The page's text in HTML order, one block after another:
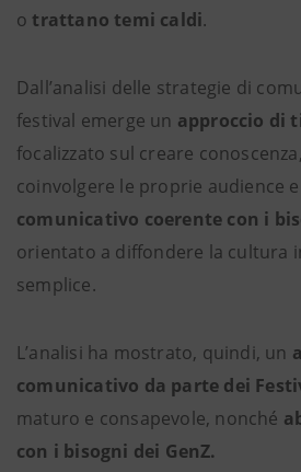
o trattano temi caldi.
Dall’analisi delle strategie di
festival emerge un approccio di
focalizzato sul creare
coinvolgere le proprie audience
comunicativo coerente con i
orientato a diffondere la cultura
semplice.
L’analisi ha mostrato, quindi, un
comunicativo da parte dei
maturo e consapevole, nonché
con i bisogni dei GenZ.